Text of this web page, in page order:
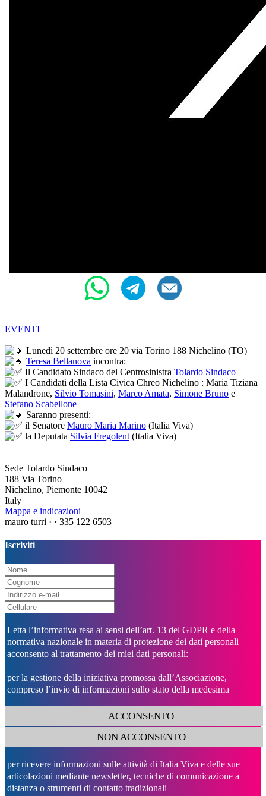
EVENTI
Lunedì 20 settembre ore 20 via Torino 188 Nichelino (TO)
Teresa Bellanova incontra:
Il Candidato Sindaco del Centrosinistra Tolardo Sindaco
I Candidati della Lista Civica Chreo Nichelino : Maria Tiziana
Malandrone, Silvio Tomasini, Marco Amata, Simone Bruno e
Stefano Scabellone
Saranno presenti:
il Senatore Mauro Maria Marino (Italia Viva)
la Deputata Silvia Fregolent (Italia Viva)
Sede Tolardo Sindaco
188 Via Torino
Nichelino, Piemonte 10042
Italy
Mappa e indicazioni
mauro turri · · 335 122 6503
Iscriviti
Letta l’informativa resa ai sensi dell’art. 13 del GDPR e della
normativa nazionale in materia di protezione dei dati personali
acconsento al trattamento dei miei dati personali:
per la gestione della iniziativa promossa dall’Associazione,
compreso l’invio di informazioni sullo stato della medesima
ACCONSENTO
NON ACCONSENTO
per ricevere informazioni sulle attività di Italia Viva e delle sue
articolazioni mediante newsletter, tecniche di comunicazione a
distanza o strumenti di contatto tradizionali